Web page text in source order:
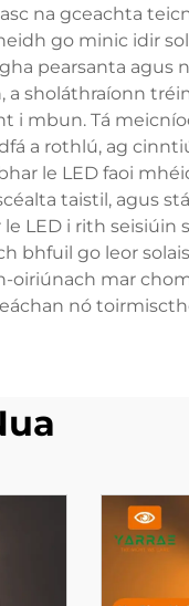
na gceachta
go minic idir
pearsanta agus
sholáthraíonn
i mbun. Tá
a rothlú, ag
le LED faoi
taistil, agus
LED i rith seisiúin
bhfuil go leor
oiriúnach mar
nó